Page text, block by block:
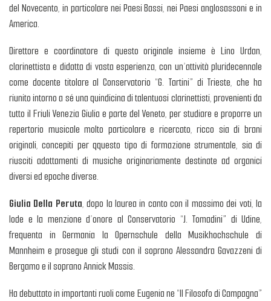
del Novecento, in particolare nei Paesi Bassi, nei Paesi anglosassoni e in
America.
Direttore e coordinatore di questo originale insieme è Lino Urdan,
clarinettista e didatta di vasta esperienza, con un’attività pluridecennale
come docente titolare al Conservatorio “G. Tartini” di Trieste, che ha
riunito intorno a sé una quindicina di talentuosi clarinettisti, provenienti da
tutto il Friuli Venezia Giulia e parte del Veneto, per studiare e proporre un
repertorio musicale molto particolare e ricercato, ricco sia di brani
originali, concepiti per qquesto tipo di formazione strumentale, sia di
riusciti adattamenti di musiche originariamente destinate ad organici
diversi ed epoche diverse.
Giulia Della Peruta, dopo la laurea in canto con il massimo dei voti, la
lode e la menzione d’onore al Conservatorio “J. Tomadini” di Udine,
frequenta in Germania la Opernschule della Musikhochschule di
Mannheim e prosegue gli studi con il soprano Alessandra Gavazzeni di
Bergamo e il soprano Annick Massis.
Ha debuttato in importanti ruoli come Eugenia ne “Il Filosofo di Campagna”